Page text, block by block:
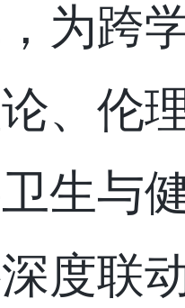
为跨
、伦
生与
度联